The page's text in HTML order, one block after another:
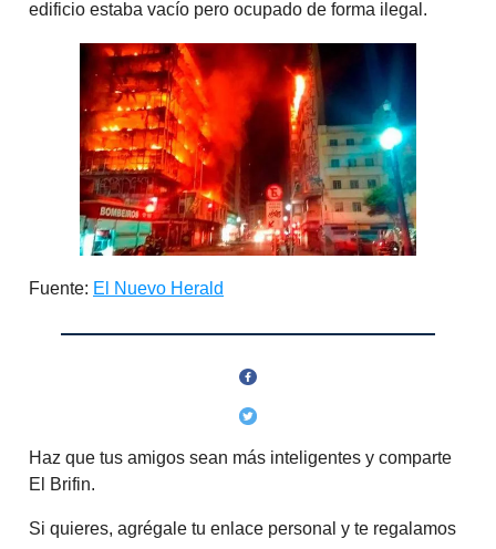
edificio estaba vacío pero ocupado de forma ilegal.
Fuente: El Nuevo Herald
Haz que tus amigos sean más inteligentes y comparte
El Brifin.
Si quieres, agrégale tu enlace personal y te regalamos